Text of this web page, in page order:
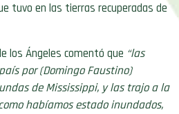
tuvo en las tierras recuperadas de
los Ángeles comentó que “las
por (Domingo Faustino)
de Mississippi, y las trajo a la
habíamos estado inundados,